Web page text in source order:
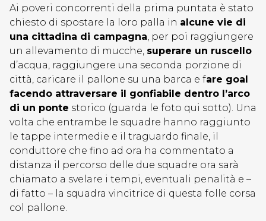
Ai poveri concorrenti della prima puntata è stato
chiesto di spostare la loro palla in alcune vie di
una cittadina di campagna, per poi raggiungere
un allevamento di mucche, superare un ruscello
d’acqua, raggiungere una seconda porzione di
città, caricare il pallone su una barca e fare goal
facendo attraversare il gonfiabile dentro l’arco
di un ponte storico (guarda le foto qui sotto). Una
volta che entrambe le squadre hanno raggiunto
le tappe intermedie e il traguardo finale, il
conduttore che fino ad ora ha commentato a
distanza il percorso delle due squadre ora sarà
chiamato a svelare i tempi, eventuali penalità e –
di fatto – la squadra vincitrice di questa folle corsa
col pallone.